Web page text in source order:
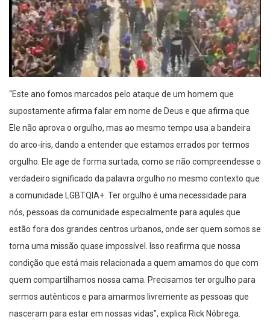
“Este ano fomos marcados pelo ataque de um homem que
supostamente afirma falar em nome de Deus e que afirma que
Ele não aprova o orgulho, mas ao mesmo tempo usa a bandeira
do arco-íris, dando a entender que estamos errados por termos
orgulho. Ele age de forma surtada, como se não compreendesse o
verdadeiro significado da palavra orgulho no mesmo contexto que
a comunidade LGBTQIA+. Ter orgulho é uma necessidade para
nós, pessoas da comunidade especialmente para aqules que
estão fora dos grandes centros urbanos, onde ser quem somos se
torna uma missão quase impossível. Isso reafirma que nossa
condição que está mais relacionada a quem amamos do que com
quem compartilhamos nossa cama. Precisamos ter orgulho para
sermos autênticos e para amarmos livremente as pessoas que
nasceram para estar em nossas vidas”, explica Rick Nóbrega.